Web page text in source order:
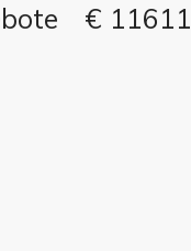
€ 11611